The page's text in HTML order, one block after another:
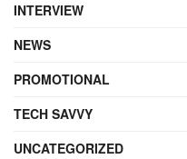
INTERVIEW
NEWS
PROMOTIONAL
TECH SAVVY
UNCATEGORIZED